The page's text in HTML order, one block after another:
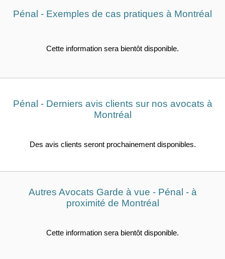
Pénal - Exemples de cas pratiques à Montréal
Cette information sera bientôt disponible.
Pénal - Derniers avis clients sur nos avocats à
Montréal
Des avis clients seront prochainement disponibles.
Autres Avocats Garde à vue - Pénal - à
proximité de Montréal
Cette information sera bientôt disponible.